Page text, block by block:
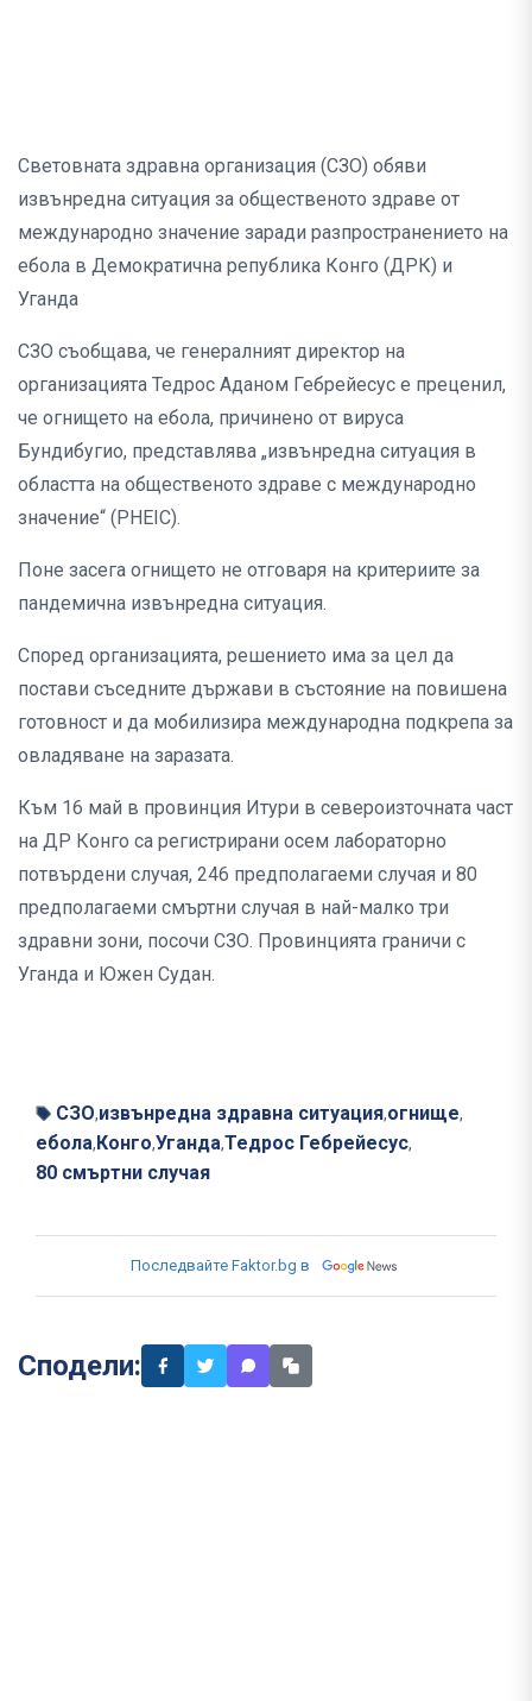
Световната здравна организация (СЗО) обяви
извънредна ситуация за общественото здраве от
международно значение заради разпространението на
ебола в Демократична република Конго (ДРК) и
Уганда
СЗО съобщава, че генералният директор на
организацията Тедрос Аданом Гебрейесус е преценил,
че огнището на ебола, причинено от вируса
Бундибугио, представлява „извънредна ситуация в
областта на общественото здраве с международно
значение“ (PHEIC).
Поне засега огнището не отговаря на критериите за
пандемична извънредна ситуация.
Според организацията, решението има за цел да
постави съседните държави в състояние на повишена
готовност и да мобилизира международна подкрепа за
овладяване на заразата.
Към 16 май в провинция Итури в североизточната част
на ДР Конго са регистрирани осем лабораторно
потвърдени случая, 246 предполагаеми случая и 80
предполагаеми смъртни случая в най-малко три
здравни зони, посочи СЗО. Провинцията граничи с
Уганда и Южен Судан.
СЗО,извънредна здравна ситуация,огнище,
ебола, Конго,Уганда,Тедрос Гебрейесус,
80 смъртни случая
Последвайте Faktor.bg в
Сподели: